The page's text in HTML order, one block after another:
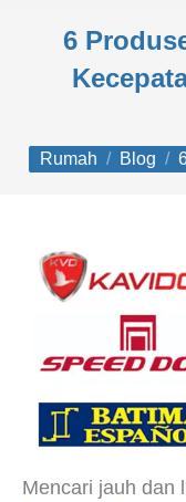
6
Anda di sini:
Rumah Blog
Mencari jauh dan